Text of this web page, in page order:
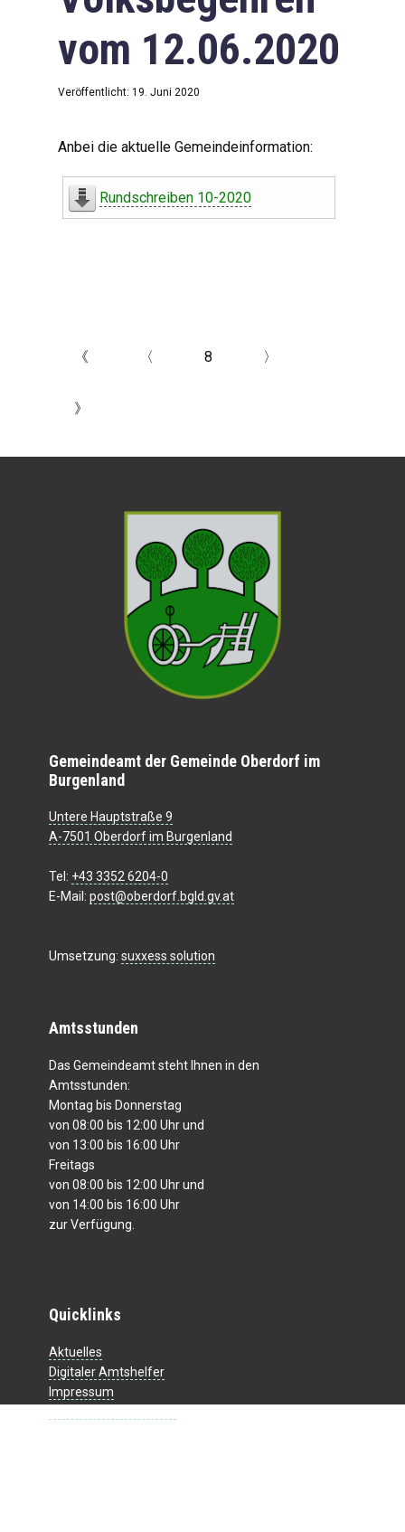
vom 12.06.2020
Veröffentlicht: 19. Juni 2020
Anbei die aktuelle Gemeindeinformation:
Rundschreiben 10-2020
《 〈 8 〉
》
Gemeindeamt der Gemeinde Oberdorf im
Burgenland
Untere Hauptstraße 9
A-7501 Oberdorf im Burgenland
Tel: +43 3352 6204-0
E-Mail: post@oberdorf.bgld.gv.at
Umsetzung: suxxess solution
Amtsstunden
Das Gemeindeamt steht Ihnen in den
Amtsstunden:
Montag bis Donnerstag
von 08:00 bis 12:00 Uhr und
von 13:00 bis 16:00 Uhr
Freitags
von 08:00 bis 12:00 Uhr und
von 14:00 bis 16:00 Uhr
zur Verfügung.
Quicklinks
Aktuelles
Digitaler Amtshelfer
Impressum